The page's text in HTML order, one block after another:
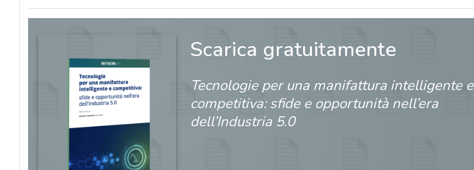
Scarica gratuitamente
Tecnologie per una manifattura intelligente e
competitiva: sfide e opportunità nell’era
dell’Industria 5.0